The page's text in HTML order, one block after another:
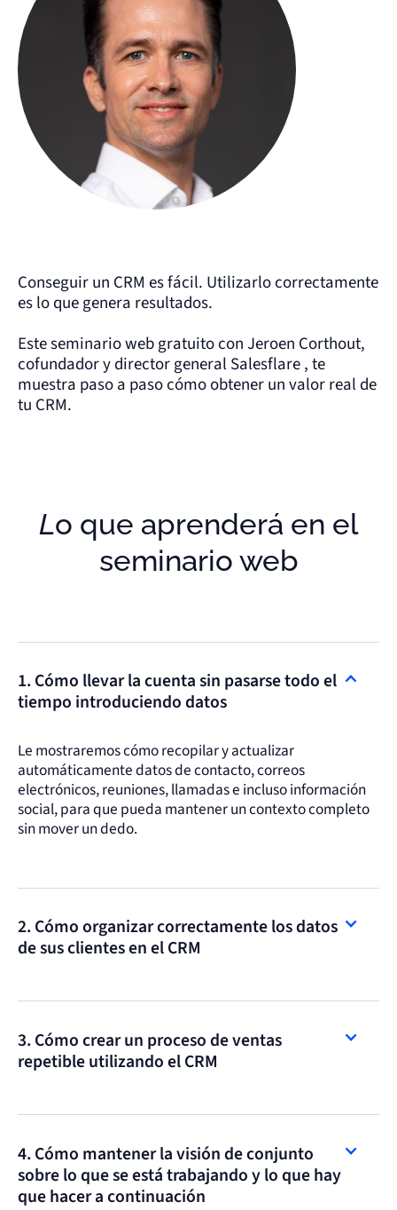
Conseguir un CRM es fácil. Utilizarlo correctamente
es lo que genera resultados.
Este seminario web gratuito con Jeroen Corthout,
cofundador y director general Salesflare , te
muestra paso a paso cómo obtener un valor real de
tu CRM.
Lo que aprenderá en el
seminario web
1. Cómo llevar la cuenta sin pasarse todo el
tiempo introduciendo datos
Le mostraremos cómo recopilar y actualizar
automáticamente datos de contacto, correos
electrónicos, reuniones, llamadas e incluso información
social, para que pueda mantener un contexto completo
sin mover un dedo.
2. Cómo organizar correctamente los datos
de sus clientes en el CRM
3. Cómo crear un proceso de ventas
repetible utilizando el CRM
4. Cómo mantener la visión de conjunto
sobre lo que se está trabajando y lo que hay
que hacer a continuación